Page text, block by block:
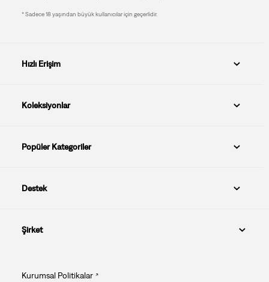
* Sadece 18 yaşından büyük kullanıcılar için geçerlidir.
Hızlı Erişim
Koleksiyonlar
Popüler Kategoriler
Destek
Şirket
Kurumsal Politikalar